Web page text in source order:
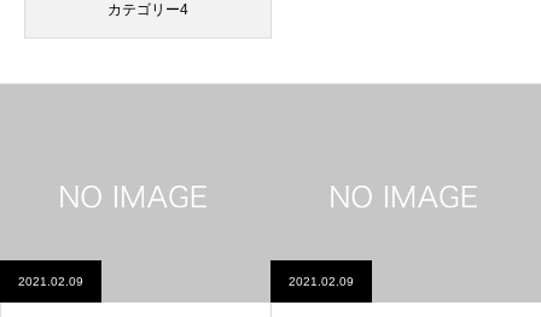
カテゴリー4
2021.02.09 2021.02.09